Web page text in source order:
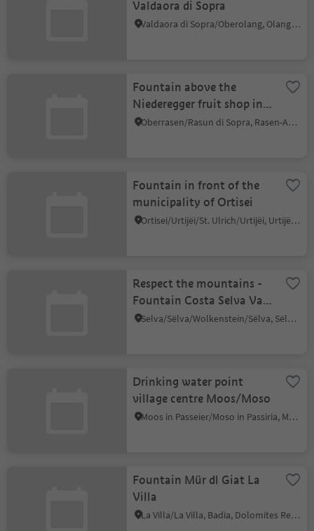
Valdaora di Sopra
Valdaora di Sopra/Oberolang, Olang/Valdaora, Dolomites Region Kronplatz/Plan de Corones
Fountain above the
Niederegger fruit shop in
Oberrasen
Oberrasen/Rasun di Sopra, Rasen-Antholz/Rasun Anterselva, Dolomites Region Kronplatz/Plan de Corones
Fountain in front of the
municipality of Ortisei
Ortisei/Urtijëi/St. Ulrich/Urtijëi, Urtijëi/Ortisei, Dolomites Region Val Gardena
Respect the mountains -
Fountain Costa Selva Val
Gardena
Selva/Sëlva/Wolkenstein/Sëlva, Sëlva/Selva di Val Gardena, Dolomites Region Val Gardena
Drinking water point
village centre Moos/Moso
Moos in Passeier/Moso in Passiria, Meran/Merano and environs
Fountain Mür dl Giat La
Villa
La Villa/La Villa, Badia, Dolomites Region Alta Badia